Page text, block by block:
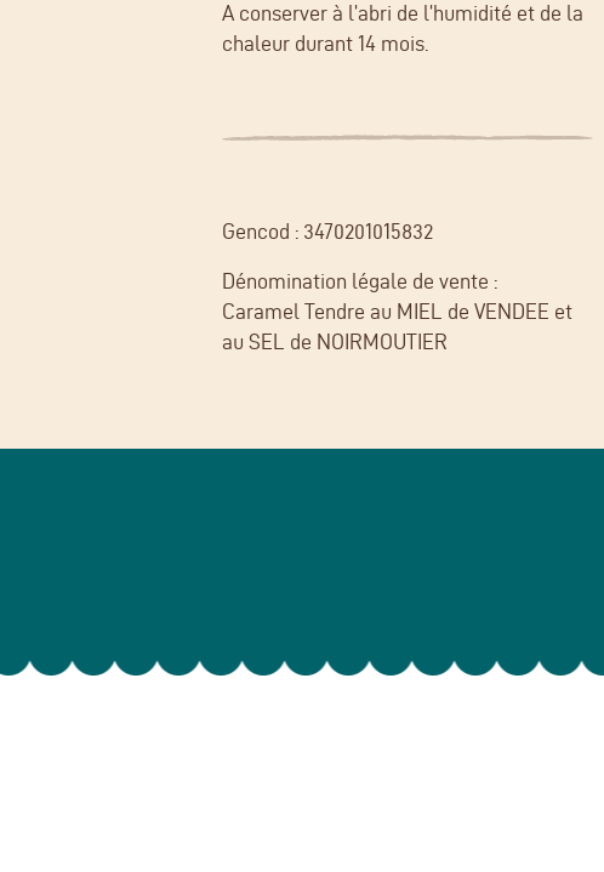
A conserver à l’abri de l’humidité et de la
chaleur durant 14 mois.
Gencod : 3470201015832
Dénomination légale de vente :
Caramel Tendre au MIEL de VENDEE et
au SEL de NOIRMOUTIER